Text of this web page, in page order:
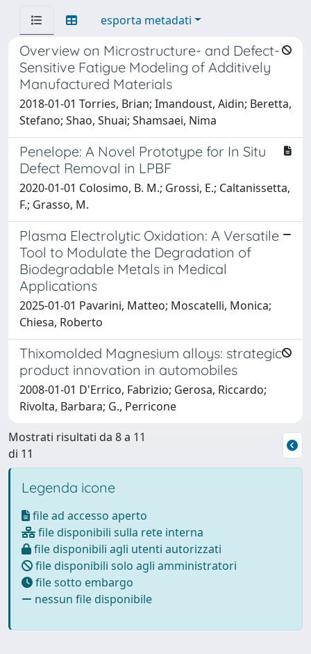
esporta metadati
Overview on Microstructure- and Defect-
Sensitive Fatigue Modeling of Additively
Manufactured Materials
2018-01-01 Torries, Brian; Imandoust, Aidin; Beretta,
Stefano; Shao, Shuai; Shamsaei, Nima
Penelope: A Novel Prototype for In Situ
Defect Removal in LPBF
2020-01-01 Colosimo, B. M.; Grossi, E.; Caltanissetta,
F.; Grasso, M.
Plasma Electrolytic Oxidation: A Versatile
Tool to Modulate the Degradation of
Biodegradable Metals in Medical
Applications
2025-01-01 Pavarini, Matteo; Moscatelli, Monica;
Chiesa, Roberto
Thixomolded Magnesium alloys: strategic
product innovation in automobiles
2008-01-01 D'Errico, Fabrizio; Gerosa, Riccardo;
Rivolta, Barbara; G., Perricone
Mostrati risultati da 8 a 11
di 11
Legenda icone
file ad accesso aperto
file disponibili sulla rete interna
file disponibili agli utenti autorizzati
file disponibili solo agli amministratori
file sotto embargo
nessun file disponibile